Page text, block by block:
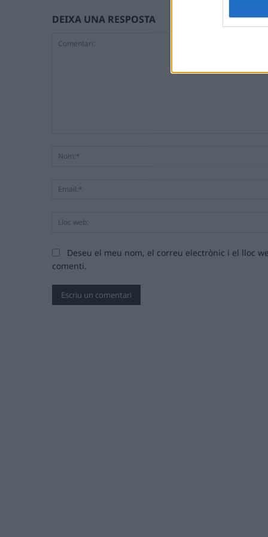
DEIXA UNA RESPOSTA
Deseu el meu nom, el correu electrònic i el lloc
comenti.